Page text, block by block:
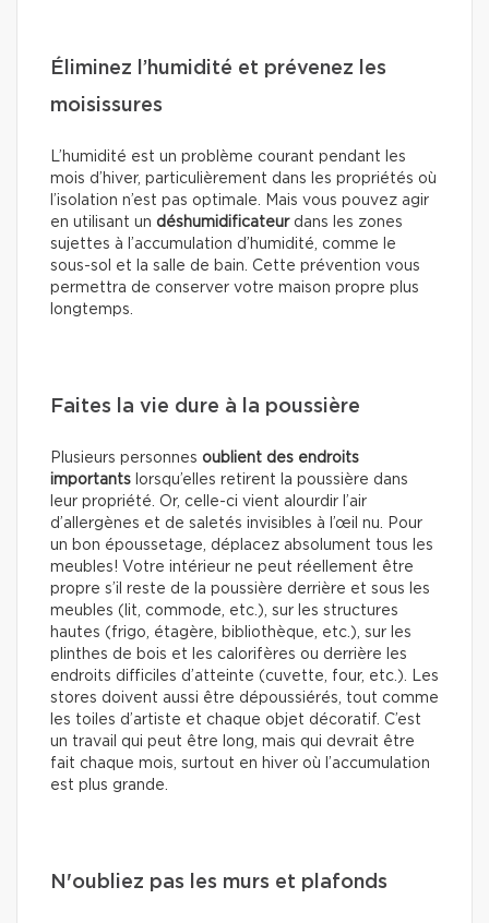
Éliminez l’humidité et prévenez les
moisissures
L’humidité est un problème courant pendant les
mois d’hiver, particulièrement dans les propriétés où
l’isolation n’est pas optimale. Mais vous pouvez agir
en utilisant un déshumidificateurdans les zones
sujettes à l’accumulation d’humidité, comme le
sous-sol et la salle de bain. Cette prévention vous
permettra de conserver votre maison propre plus
longtemps.
Faites la vie dure à la poussière
Plusieurs personnes oublient des endroits
importants lorsqu’elles retirent la poussière dans
leur propriété. Or, celle-ci vient alourdir l’air
d’allergènes et de saletés invisibles à l’œil nu. Pour
un bon époussetage, déplacez absolument tous les
meubles! Votre intérieur ne peut réellement être
propre s’il reste de la poussière derrière et sous les
meubles (lit, commode, etc.), sur les structures
hautes (frigo, étagère, bibliothèque, etc.), sur les
plinthes de bois et les calorifères ou derrière les
endroits difficiles d’atteinte (cuvette, four, etc.). Les
stores doivent aussi être dépoussiérés, tout comme
les toiles d’artiste et chaque objet décoratif. C’est
un travail qui peut être long, mais qui devrait être
fait chaque mois, surtout en hiver où l’accumulation
est plus grande.
N'oubliez pas les murs et plafonds